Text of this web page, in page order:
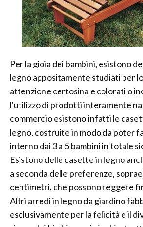
Per la gioia dei bambini, esistono
legno appositamente studiati per
attenzione certosina e colorati o
l'utilizzo di prodotti interamente
commercio esistono infatti le
legno, costruite in modo da poter
interno dai 3 a 5 bambini in totale
Esistono delle casette in legno
a seconda delle preferenze,
centimetri, che possono reggere
Altri arredi in legno da giardino
esclusivamente per la felicità e il